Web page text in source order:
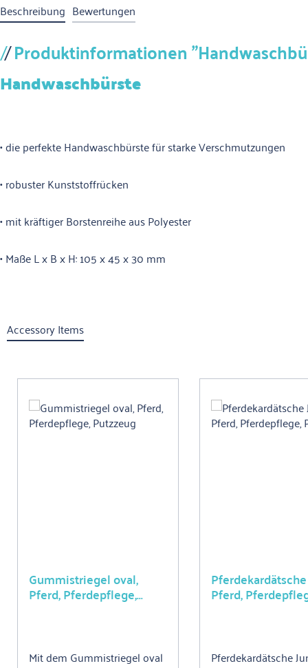
Beschreibung Bewertungen
Produktinformationen
Handwaschbürste
• die perfekte Handwaschbürste für starke Verschmutzungen
• robuster Kunststoffrücken
• mit kräftiger Borstenreihe aus Polyester
• Maße L x B x H: 105 x 45 x 30 mm
Accessory Items
Gummistriegel oval,
Pferd, Pferdepflege,
Putzzeug
Mit dem Gummistriegel oval
Pferd,
Putzzeug
Pferdekardätsche